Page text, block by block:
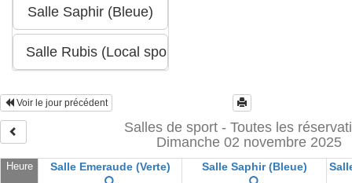
Voir le jour précédent
Salles de sport - Toutes les
Dimanche 02 novembre 2025
Heure Salle Emeraude (Verte) Salle Saphir (Bleue)